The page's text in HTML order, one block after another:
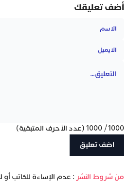
أضف تعليقك
1000
/
1000 (عدد الأحرف المتبقية)
‫من شروط النشر : عدم الإساءة للكاتب